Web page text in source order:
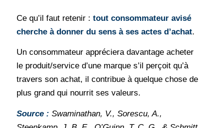
Ce qu’il faut retenir : tout consommateur avisé
cherche à donner du sens à ses actes d’achat.
Un consommateur appréciera davantage acheter
le produit/service d’une marque s’il perçoit qu’à
travers son achat, il contribue à quelque chose de
plus grand qui nourrit ses valeurs.
Source : Swaminathan, V., Sorescu, A.,